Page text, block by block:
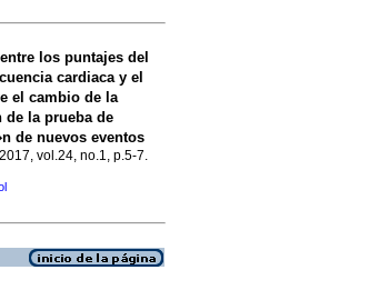
los puntajes del
cardiaca y el
el cambio de la
la prueba de
de nuevos eventos
vol.24, no.1, p.5-7.